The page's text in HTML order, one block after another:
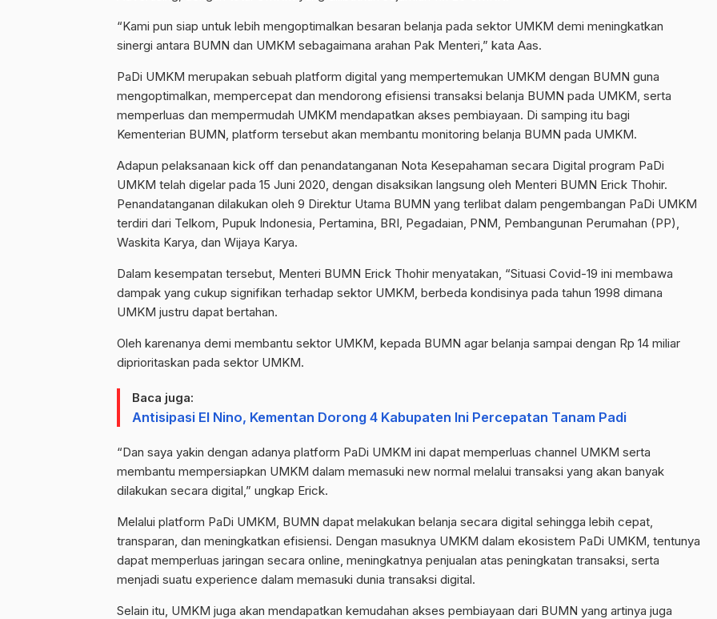
“Kami pun siap untuk lebih mengoptimalkan besaran belanja pada sektor UMKM demi meningkatkan
sinergi antara BUMN dan UMKM sebagaimana arahan Pak Menteri,” kata Aas.
PaDi UMKM merupakan sebuah platform digital yang mempertemukan UMKM dengan BUMN guna
mengoptimalkan, mempercepat dan mendorong efisiensi transaksi belanja BUMN pada UMKM, serta
memperluas dan mempermudah UMKM mendapatkan akses pembiayaan. Di samping itu bagi
Kementerian BUMN, platform tersebut akan membantu monitoring belanja BUMN pada UMKM.
Adapun pelaksanaan kick off dan penandatanganan Nota Kesepahaman secara Digital program PaDi
UMKM telah digelar pada 15 Juni 2020, dengan disaksikan langsung oleh Menteri BUMN Erick Thohir.
Penandatanganan dilakukan oleh 9 Direktur Utama BUMN yang terlibat dalam pengembangan PaDi UMKM
terdiri dari Telkom, Pupuk Indonesia, Pertamina, BRI, Pegadaian, PNM, Pembangunan Perumahan (PP),
Waskita Karya, dan Wijaya Karya.
Dalam kesempatan tersebut, Menteri BUMN Erick Thohir menyatakan, “Situasi Covid-19 ini membawa
dampak yang cukup signifikan terhadap sektor UMKM, berbeda kondisinya pada tahun 1998 dimana
UMKM justru dapat bertahan.
Oleh karenanya demi membantu sektor UMKM, kepada BUMN agar belanja sampai dengan Rp 14 miliar
diprioritaskan pada sektor UMKM.
Baca juga:
Antisipasi El Nino, Kementan Dorong 4 Kabupaten Ini Percepatan Tanam Padi
“Dan saya yakin dengan adanya platform PaDi UMKM ini dapat memperluas channel UMKM serta
membantu mempersiapkan UMKM dalam memasuki new normal melalui transaksi yang akan banyak
dilakukan secara digital,” ungkap Erick.
Melalui platform PaDi UMKM, BUMN dapat melakukan belanja secara digital sehingga lebih cepat,
transparan, dan meningkatkan efisiensi. Dengan masuknya UMKM dalam ekosistem PaDi UMKM, tentunya
dapat memperluas jaringan secara online, meningkatnya penjualan atas peningkatan transaksi, serta
menjadi suatu experience dalam memasuki dunia transaksi digital.
Selain itu, UMKM juga akan mendapatkan kemudahan akses pembiayaan dari BUMN yang artinya juga